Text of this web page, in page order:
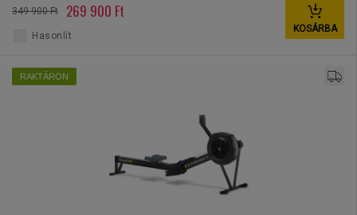
349 900 Ft 269 900 Ft
KOSÁRBA
Hasonlít
RAKTÁRON